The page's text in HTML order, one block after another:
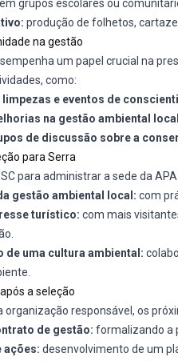
em grupos escolares ou
produção de folhetos,
na gestão
um papel crucial na
como:
e eventos de
na gestão ambiental
de discussão sobre a
para Serra
para administrar a sede da
gestão ambiental local: com
turístico: com mais
de uma cultura ambiental:
a seleção
organização responsável, os
de gestão: formalizando a
ações: desenvolvimento de um